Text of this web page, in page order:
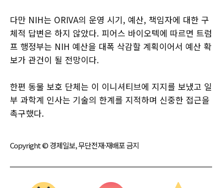
다만 NIH는 ORIVA의 운영 시기, 예산, 책임자에 대한 구
체적 답변은 하지 않았다. 피어스 바이오텍에 따르면 트럼
프 행정부는 NIH 예산을 대폭 삭감할 계획이어서 예산 확
보가 관건이 될 전망이다.
한편 동물 보호 단체는 이 이니셔티브에 지지를 보냈고 일
부 과학계 인사는 기술의 한계를 지적하며 신중한 접근을
촉구했다.
Copyright © 경제일보, 무단전재·재배포 금지